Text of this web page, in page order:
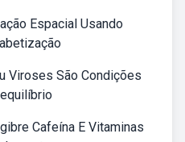
Espacial Usando
Viroses São Condições
Cafeína E Vitaminas